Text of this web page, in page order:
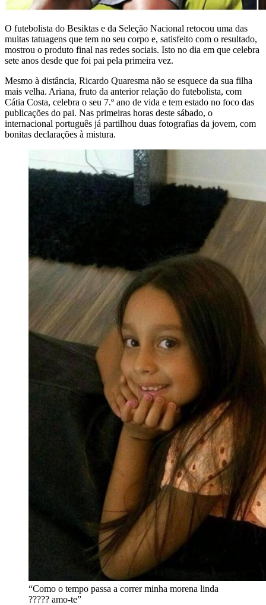
O futebolista do Besiktas e da Seleção Nacional retocou uma das
muitas tatuagens que tem no seu corpo e, satisfeito com o resultado,
mostrou o produto final nas redes sociais. Isto no dia em que celebra
sete anos desde que foi pai pela primeira vez.
Mesmo à distância, Ricardo Quaresma não se esquece da sua filha
mais velha. Ariana, fruto da anterior relação do futebolista, com
Cátia Costa, celebra o seu 7.º ano de vida e tem estado no foco das
publicações do pai. Nas primeiras horas deste sábado, o
internacional português já partilhou duas fotografias da jovem, com
bonitas declarações à mistura.
“Como o tempo passa a correr minha morena linda
????? amo-te”